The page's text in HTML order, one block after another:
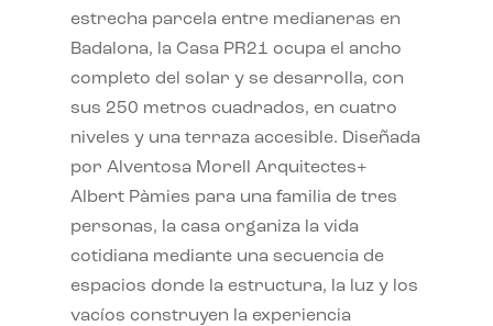
estrecha parcela entre medianeras en
Badalona, la Casa PR21 ocupa el ancho
completo del solar y se desarrolla, con
sus 250 metros cuadrados, en cuatro
niveles y una terraza accesible. Diseñada
por Alventosa Morell Arquitectes+
Albert Pàmies para una familia de tres
personas, la casa organiza la vida
cotidiana mediante una secuencia de
espacios donde la estructura, la luz y los
vacíos construyen la experiencia